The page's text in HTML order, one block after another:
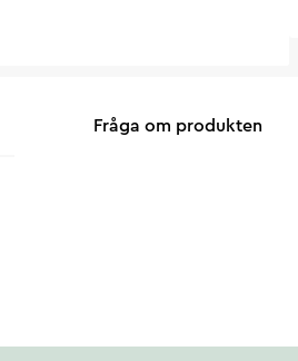
Fråga om produkten